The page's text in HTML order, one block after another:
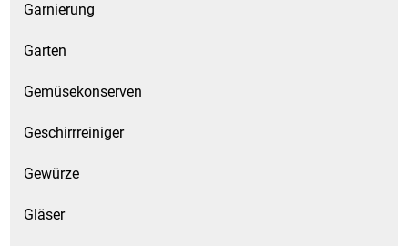
Tischkultur
Trocken-/Backfrüchte
Verpackung- und Verbrauchsmaterial
Waffeln / Kekse
Garnierung
Garten
Gemüsekonserven
Geschirrreiniger
Gewürze
Gläser